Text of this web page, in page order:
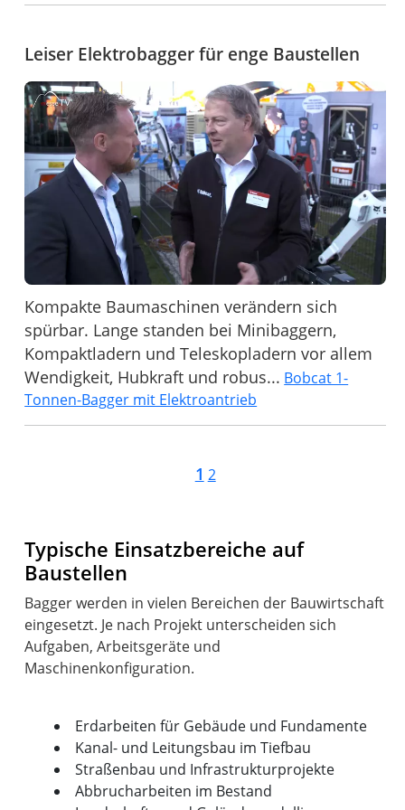
Leiser Elektrobagger für enge Baustellen
Kompakte Baumaschinen verändern sich
spürbar. Lange standen bei Minibaggern,
Kompaktladern und Teleskopladern vor allem
Wendigkeit, Hubkraft und robus... Bobcat 1-
Tonnen-Bagger mit Elektroantrieb
1 2
Typische Einsatzbereiche auf
Baustellen
Bagger werden in vielen Bereichen der Bauwirtschaft
eingesetzt. Je nach Projekt unterscheiden sich
Aufgaben, Arbeitsgeräte und
Maschinenkonfiguration.
Erdarbeiten für Gebäude und Fundamente
Kanal- und Leitungsbau im Tiefbau
Straßenbau und Infrastrukturprojekte
Abbrucharbeiten im Bestand